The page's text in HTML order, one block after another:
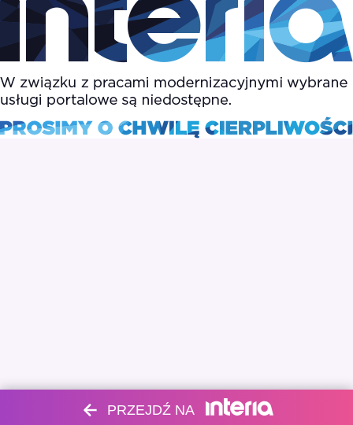
PRZEJDŹ NA